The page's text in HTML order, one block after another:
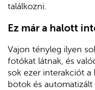
találkozni.
Ez már a halott
Vajon tényleg ilyen
fotókat látnak, és
sok ezer interakciót
botok és automatizált